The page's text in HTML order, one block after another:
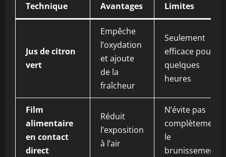
Technique Avantages Limites
Jus de citron
vert
Empêche
l’oxydation
et ajoute
de la
fraîcheur
Seulement
efficace pour
quelques
heures
Film
alimentaire
en contact
direct
Réduit
l’exposition
à l’air
N’évite pas
complètement
le
brunissement